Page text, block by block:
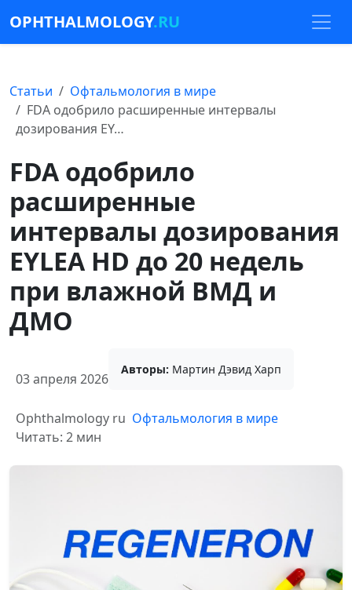
OPHTHALMOLOGY.RU
Статьи
Офтальмология в мире
FDA одобрило расширенные интервалы
дозирования EY…
FDA одобрило
расширенные
интервалы дозирования
EYLEA HD до 20 недель
при влажной ВМД и
ДМО
03 апреля 2026
Авторы: Мартин Дэвид Харп
Ophthalmology ru Офтальмология в мире
Читать: 2 мин